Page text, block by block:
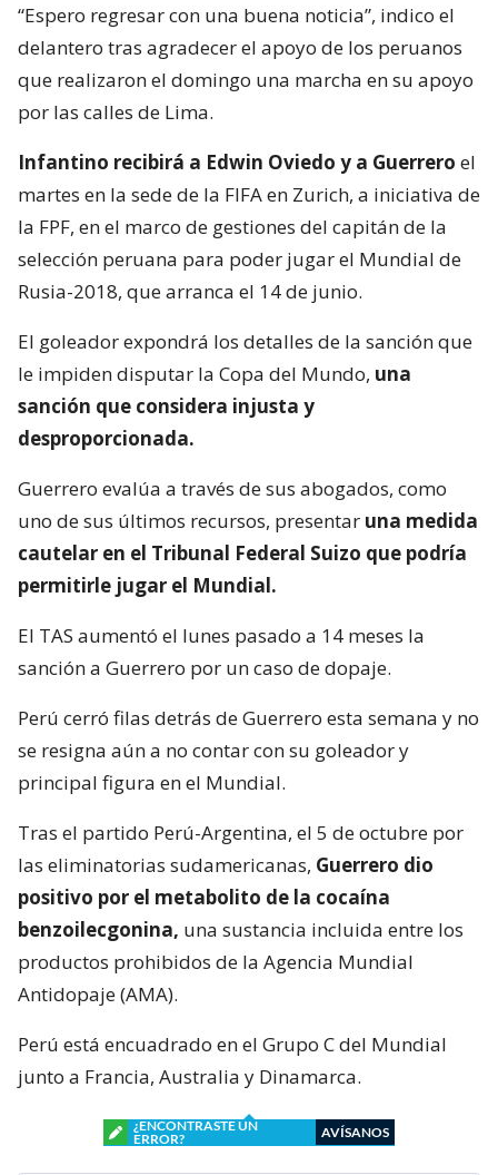
“Espero regresar con una buena noticia”, indico el
delantero tras agradecer el apoyo de los peruanos
que realizaron el domingo una marcha en su apoyo
por las calles de Lima.
Infantino recibirá a Edwin Oviedo y a Guerrero el
martes en la sede de la FIFA en Zurich, a iniciativa de
la FPF, en el marco de gestiones del capitán de la
selección peruana para poder jugar el Mundial de
Rusia-2018, que arranca el 14 de junio.
El goleador expondrá los detalles de la sanción que
le impiden disputar la Copa del Mundo, una
sanción que considera injusta y
desproporcionada.
Guerrero evalúa a través de sus abogados, como
uno de sus últimos recursos, presentar una medida
cautelar en el Tribunal Federal Suizo que podría
permitirle jugar el Mundial.
El TAS aumentó el lunes pasado a 14 meses la
sanción a Guerrero por un caso de dopaje.
Perú cerró filas detrás de Guerrero esta semana y no
se resigna aún a no contar con su goleador y
principal figura en el Mundial.
Tras el partido Perú-Argentina, el 5 de octubre por
las eliminatorias sudamericanas, Guerrero dio
positivo por el metabolito de la cocaína
benzoilecgonina, una sustancia incluida entre los
productos prohibidos de la Agencia Mundial
Antidopaje (AMA).
Perú está encuadrado en el Grupo C del Mundial
junto a Francia, Australia y Dinamarca.
¿ENCONTRASTE UN
ERROR?
AVÍSANOS